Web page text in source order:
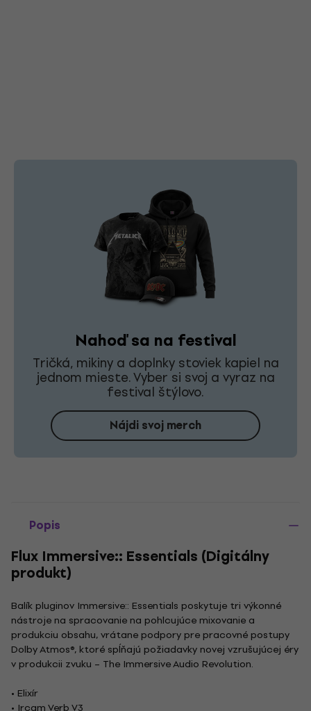
Nahoď sa na festival
Tričká, mikiny a doplnky stoviek kapiel na
jednom mieste. Vyber si svoj a vyraz na
festival štýlovo.
Nájdi svoj merch
Popis
Flux Immersive:: Essentials (Digitálny
produkt)
Balík pluginov Immersive:: Essentials poskytuje tri výkonné
nástroje na spracovanie na pohlcujúce mixovanie a
produkciu obsahu, vrátane podpory pre pracovné postupy
Dolby Atmos®, ktoré spĺňajú požiadavky novej vzrušujúcej éry
v produkcii zvuku – The Immersive Audio Revolution.
• Elixír
• Ircam Verb V3